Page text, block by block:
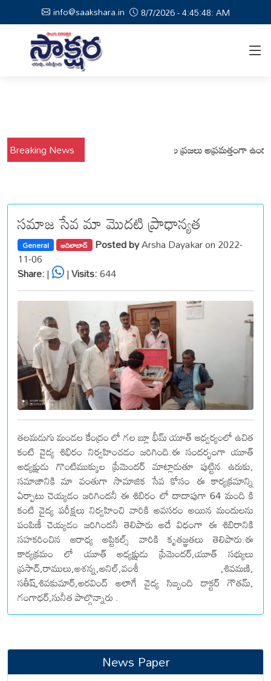
info@saakshara.in 8/7/2026 - 4:45:49: AM
Breaking News
వర్షాల నేపథ్యంలో కోటపల్లి, వేమనపల్లి మండలాల ప్రజలు అప్రమత్తంగా ఉండాలి
సమాజ సేవ మా మొదటి ప్రాధాన్యత
General ఆదిలాబాద్ Posted byArsha Dayakar on 2022-
11-06
Share:| |Visits:644
తలమడుగు మండల కేంద్రం లో గల బ్లూ భీమ్ యూత్ ఆధ్వర్యంలో ఉచిత
కంటి వైద్య శిభిరం నిర్వహించడం జరిగింది.ఈ సందర్భంగా యూత్
అధ్యక్షుడు గొంటిముక్కుల ప్రేమెందర్ మాట్లాడుతూ పుట్టిన ఉరుకు,
సమాజానికి మా వంతుగా సామాజిక సేవ కోసం ఈ కార్యక్రమాన్ని
ఏర్పాటు చెయ్యడం జరిగిందనీ ఈ శిబిరం లో దాదాపుగా 64 మంది కి
కంటి వైద్య పరీక్షలు నిర్వహించి వారికి అవసరం అయిన మందులను
పంపిణీ చెయ్యడం జరిగిందనీ తెలిపారు అదే విధంగా ఈ శిబిరానికి
సహకరించిన ఆరాధ్య అప్టికల్స్ వారికి కృతజ్ఞతలు తెలిపారు.ఈ
కార్యక్రమం లో యూత్ అధ్యక్షుడు ప్రేమెందర్,యూత్ సభ్యులు
ప్రసాద్,రాములు,అశన్న,అనిల్,వంశీ ,శివమణి,
సతీష్,శివకుమార్,అరవింద్ అలాగే వైద్య సిబ్బంది డాక్టర్ గౌతమ్,
గంగాధర్,సునీత పాల్గొన్నారు .
News Paper